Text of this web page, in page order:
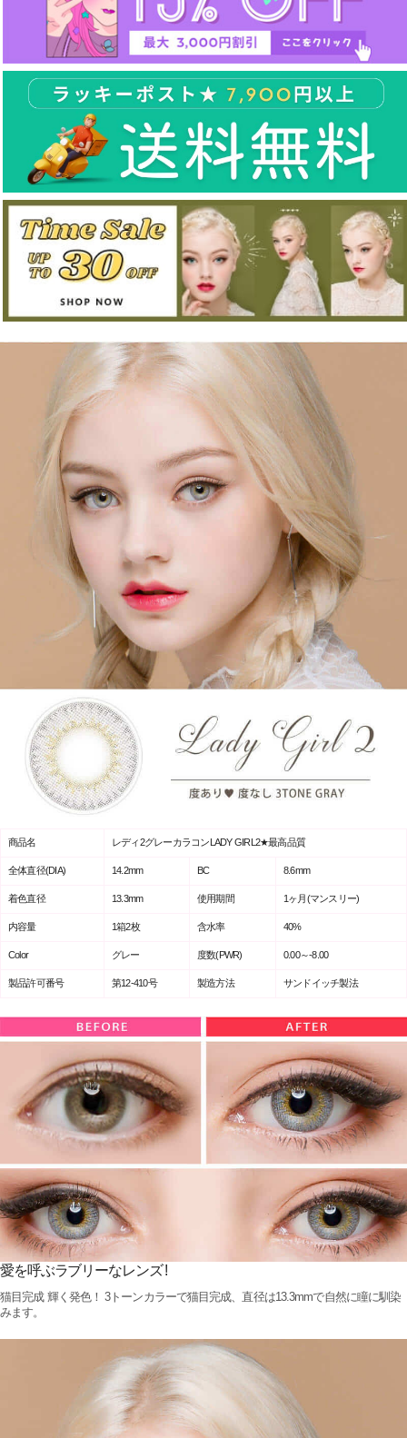
商品名 レディ2グレーカラコンLADY GIRL2★最高品質
全体直径(DIA) 14.2mm BC 8.6mm
着色直径 13.3mm 使用期間 1ヶ月(マンスリー)
内容量 1箱2枚 含水率 40%
Color グレー 度数(PWR) 0.00～-8.00
製品許可番号 第12-410号 製造方法 サンドイッチ製法
愛を呼ぶラブリーなレンズ !
猫目完成 輝く発色！ 3トーンカラーで猫目完成、直径は13.3mmで自然に瞳に馴染
みます。